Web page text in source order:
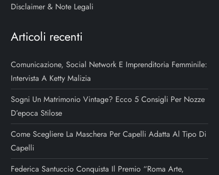
Disclaimer & Note Legali
Articoli recenti
Comunicazione, Social Network E Imprenditoria Femminile:
Intervista A Ketty Malizia
Sogni Un Matrimonio Vintage? Ecco 5 Consigli Per Nozze
D’epoca Stilose
Come Scegliere La Maschera Per Capelli Adatta Al Tipo Di
Capelli
Federica Santuccio Conquista Il Premio “Roma Arte,